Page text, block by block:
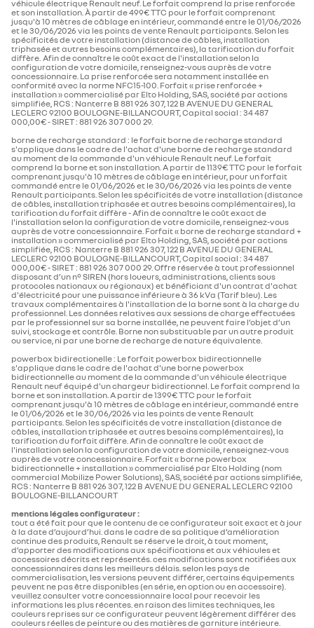
bleu
avec
une
déclinaison
de
l'emblématique
chiffre
4.
foncé
avec
une
déclinaison
de
l'emblématique
chiffre
4.
couvercle
de
rangement
imprimé
en
3D.
Vous
n’aurez
qu’à
glisser
votre
main
pour
accéder
à
vos
affaires.
pour
ce
motif
floweR4 rouge
foncé.
45 €
et
changez
le
look
de
votre
levier
de
vitesses
au
volant
aussi
facilement
que
la
carte
SIM
votre
téléphone.
Optez
pour
la
version
floweR4
argent
au
look
rétro.
30 €
Personnalisez
l'intérieur
de
votre
avec
le
"e-
pop
shifter"
et
changez
le
look
de
votre
levier
de
vitesses
au
volant
aussi
facilement
que
la
carte
SIM
de
votre
téléphone.
Optez
pour
version
fl4sh
jaune,
à
la
fois
discret
et
coloré.
e-pop shifter fl4sh
jaune
30 €
Ajoutez
une
touche
d'originalité
votre
intérieur
grâce
à
ce
couvercle
de
rangement
imprimé
en
3D.
Vous
n’aurez
qu’à
glisser
votre
main
pour
accéder
à
vos
affaires.
Optez
pour
ce
motif
floweR4 gris.
couvercle floweR4 gris
pour grand
45 €
Ajoutez
une
touche
d'originalité
à
votre
intérieur
grâce
à
couvercle
de
rangement
imprimé
en
3D.
Vous
n’aurez
qu’à
glisser
votre
main
pour
accéder
à
vos
affaires.
Optez
pour
motif
floweR4 bleu.
couvercle
floweR4 bleu pour
grand rangement
central
45 €
Gardez
à
portée
de
main
les
objets
dont
vous
besoin
avec
cette
boîte
de
rangement,
personnalisable
par
un
large
choix
de
couvercles
au
design
iconique
et
imprimés
boîtier noir pour petit
rangement central
15 €
Gardez
à
portée
de
main
les
vous
avez
besoin
avec
cette
boîte
de
rangement,
personnalisable
par
un
large
choix
de
couvercles
boîtier noir pour grand
rangement central
15 €
Gardez
à
portée
de
main
vous
avez
besoin
avec
cette
boîte
de
rangement,
personnalisable
par
un
large
choix
de
couvercles
boîtier jaune pour
petit rangement
central
15 €
jantes alliage diamantées noir 18'' sixties
sellerie textile 100% recyclé "jean" matelassé avec
surpiqûres cuivre / textile refined bleu foncé
antenne requin
feux de jour à LED
éclairage intérieur par LED
2 feux de recul
MULTIMEDIA
openR link 10,1'' : navigation, Google intégré, précond.
charge DC, audio Arkamys Auditorium
tableau de bord avec écran d'instrumentation 10''
chargeur smartphone à induction
réplication smartphone
pack connectivité standard, via l’app my rnlt
nombre de places 5
puissance administrative 5
architecture caisse
nombre de portes
type de carrosserie SUV
direction
diamètre de braquage entre
trottoirs/murs (m)
10,8
roues et pneumatiques
pneumatiques de référence
AV/AR
195/60 R18 96H
plan cote (mm)
porte à faux avant 766
hauteur à vide avec galerie 1572
longueur hors tout (mm) 4144
largeur intérieure entre passage
de roues
1371
hauteur à vide portes arrière ou
hayon ouvert
2055
B
C
D
E
F
G
vignette Crit'Air
véhicule électrique Renault neuf. Le forfait comprend la prise renforcée
et son installation. À partir de 499€ TTC pour le forfait comprenant
jusqu'à 10 mètres de câblage en intérieur, commandé entre le 01/06/2026
et le 30/06/2026 via les points de vente Renault participants. Selon les
spécificités de votre installation (distance de câbles, installation
triphasée et autres besoins complémentaires), la tarification du forfait
diffère. Afin de connaître le coût exact de l'installation selon la
configuration de votre domicile, renseignez-vous auprès de votre
concessionnaire. La prise renforcée sera notamment installée en
conformité avec la norme NFC15-100. Forfait « prise renforcée +
installation » commercialisé par Elto Holding, SAS, société par actions
simplifiée, RCS : Nanterre B 881 926 307, 122 B AVENUE DU GENERAL
LECLERC 92100 BOULOGNE-BILLANCOURT, Capital social : 34 487
000,00€ - SIRET : 881 926 307 000 29.
borne de recharge standard : le forfait borne de recharge standard
s'applique dans le cadre de l'achat d'une borne de recharge standard
au moment de la commande d'un véhicule Renault neuf. Le forfait
comprend la borne et son installation. A partir de 1139€ TTC pour le forfait
comprenant jusqu'à 10 mètres de câblage en intérieur, pour un forfait
commandé entre le 01/06/2026 et le 30/06/2026 via les points de vente
Renault participants. Selon les spécificités de votre installation (distance
de câbles, installation triphasée et autres besoins complémentaires), la
tarification du forfait diffère - Afin de connaître le coût exact de
l'installation selon la configuration de votre domicile, renseignez-vous
auprès de votre concessionnaire. Forfait « borne de recharge standard +
installation » commercialisé par Elto Holding, SAS, société par actions
simplifiée, RCS : Nanterre B 881 926 307, 122 B AVENUE DU GENERAL
LECLERC 92100 BOULOGNE-BILLANCOURT, Capital social : 34 487
000,00€ - SIRET : 881 926 307 000 29. Offre réservée à tout professionnel
disposant d’un n° SIREN (hors loueurs, administrations, clients sous
protocoles nationaux ou régionaux) et bénéficiant d'un contrat d'achat
d'électricité pour une puissance inférieure à 36 kVa (Tarif bleu). Les
travaux complémentaires à l'installation de la borne sont à la charge du
professionnel. Les données relatives aux sessions de charge effectuées
par le professionnel sur sa borne installée, ne peuvent faire l’objet d’un
suivi, stockage et contrôle. Borne non substituable par un autre produit
ou service, ni par une borne de recharge de nature équivalente.
powerbox bidirectionelle : Le forfait powerbox bidirectionnelle
s'applique dans le cadre de l'achat d'une borne powerbox
bidirectionnelle au moment de la commande d'un véhicule électrique
Renault neuf équipé d'un chargeur bidirectionnel. Le forfait comprend la
borne et son installation. A partir de 1399€ TTC pour le forfait
comprenant jusqu'à 10 mètres de câblage en intérieur, commandé entre
le 01/06/2026 et le 30/06/2026 via les points de vente Renault
participants. Selon les spécificités de votre installation (distance de
câbles, installation triphasée et autres besoins complémentaires), la
tarification du forfait diffère. Afin de connaître le coût exact de
l'installation selon la configuration de votre domicile, renseignez-vous
auprès de votre concessionnaire. Forfait « borne powerbox
bidirectionnelle + installation » commercialisé par Elto Holding (nom
commercial Mobilize Power Solutions), SAS, société par actions simplifiée,
RCS : Nanterre B 881 926 307, 122 B AVENUE DU GENERAL LECLERC 92100
BOULOGNE-BILLANCOURT
mentions légales configurateur :
tout a été fait pour que le contenu de ce configurateur soit exact et à jour
à la date d’aujourd’hui. dans le cadre de sa politique d’amélioration
continue des produits, Renault se réserve le droit, à tout moment,
d’apporter des modifications aux spécifications et aux véhicules et
accessoires décrits et représentés. ces modifications sont notifiées aux
concessionnaires dans les meilleurs délais. selon les pays de
commercialisation, les versions peuvent différer, certains équipements
peuvent ne pas être disponibles (en série, en option ou en accessoire).
veuillez consulter votre concessionnaire local pour recevoir les
informations les plus récentes. en raison des limites techniques, les
couleurs reprises sur ce configurateur peuvent légèrement différer des
couleurs réelles de peinture ou des matières de garniture intérieure.